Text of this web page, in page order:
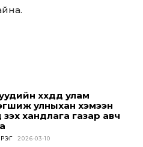
хүүхдүүд улам
улныхан хэмээн
хандлага газар авч
2026-03-10